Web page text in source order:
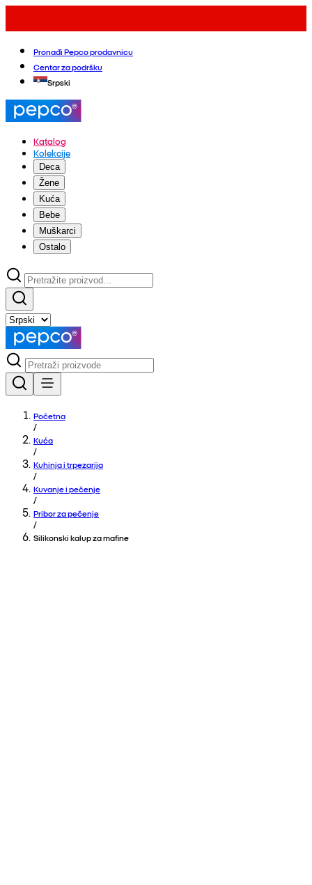
Pronađi Pepco prodavnicu
Centar za podršku
Srpski
Katalog
Kolekcije
Deca
Žene
Kuća
Bebe
Muškarci
Ostalo
Početna
/
Kuća
/
Kuhinja i trpezarija
/
Kuvanje i pečenje
/
Pribor za pečenje
/
Silikonski kalup za mafine